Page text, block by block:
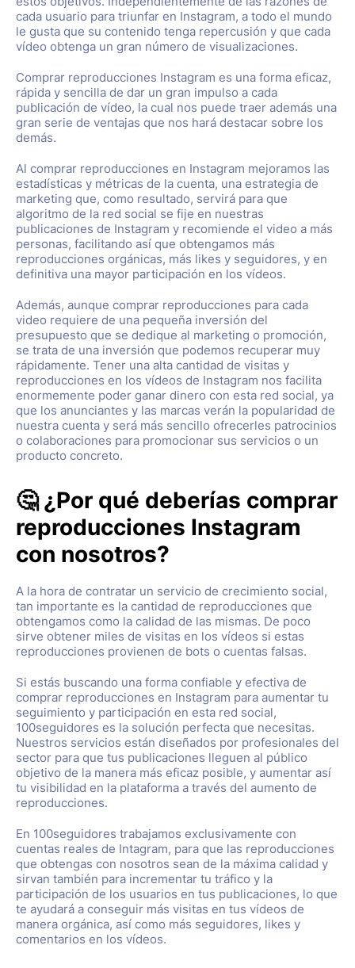
cada usuario para triunfar en Instagram, a todo el mundo
le gusta que su contenido tenga repercusión y que cada
vídeo obtenga un gran número de visualizaciones.
Comprar reproducciones Instagram es una forma eficaz,
rápida y sencilla de dar un gran impulso a cada
publicación de vídeo, la cual nos puede traer además una
gran serie de ventajas que nos hará destacar sobre los
demás.
Al comprar reproducciones en Instagram mejoramos las
estadísticas y métricas de la cuenta, una estrategia de
marketing que, como resultado, servirá para que
algoritmo de la red social se fije en nuestras
publicaciones de Instagram y recomiende el video a más
personas, facilitando así que obtengamos más
reproducciones orgánicas, más likes y seguidores, y en
definitiva una mayor participación en los vídeos.
Además, aunque comprar reproducciones para cada
video requiere de una pequeña inversión del
presupuesto que se dedique al marketing o promoción,
se trata de una inversión que podemos recuperar muy
rápidamente. Tener una alta cantidad de visitas y
reproducciones en los vídeos de Instagram nos facilita
enormemente poder ganar dinero con esta red social, ya
que los anunciantes y las marcas verán la popularidad de
nuestra cuenta y será más sencillo ofrecerles patrocinios
o colaboraciones para promocionar sus servicios o un
producto concreto.
🤔 ¿Por qué deberías comprar
reproducciones Instagram
con nosotros?
A la hora de contratar un servicio de crecimiento social,
tan importante es la cantidad de reproducciones que
obtengamos como la calidad de las mismas. De poco
sirve obtener miles de visitas en los vídeos si estas
reproducciones provienen de bots o cuentas falsas.
Si estás buscando una forma confiable y efectiva de
comprar reproducciones en Instagram para aumentar tu
seguimiento y participación en esta red social,
100seguidores es la solución perfecta que necesitas.
Nuestros servicios están diseñados por profesionales del
sector para que tus publicaciones lleguen al público
objetivo de la manera más eficaz posible, y aumentar así
tu visibilidad en la plataforma a través del aumento de
reproducciones.
En 100seguidores trabajamos exclusivamente con
cuentas reales de Intagram, para que las reproducciones
que obtengas con nosotros sean de la máxima calidad y
sirvan también para incrementar tu tráfico y la
participación de los usuarios en tus publicaciones, lo que
te ayudará a conseguir más visitas en tus vídeos de
manera orgánica, así como más seguidores, likes y
comentarios en los vídeos.